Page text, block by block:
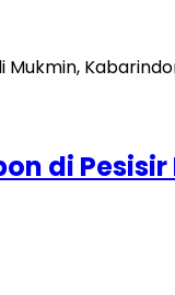
di